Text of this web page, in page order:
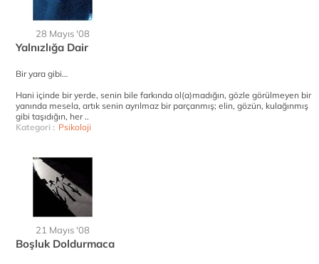
28 Mayıs '08
Yalnızlığa Dair
Bir yara gibi…
Hani içinde bir yerde, senin bile farkında ol(a)madığın, gözle görülmeyen bir
yanında mesela, artık senin ayrılmaz bir parçanmış; elin, gözün, kulağınmış
gibi taşıdığın, her ..
Kategori : Psikoloji
21 Mayıs '08
Boşluk Doldurmaca